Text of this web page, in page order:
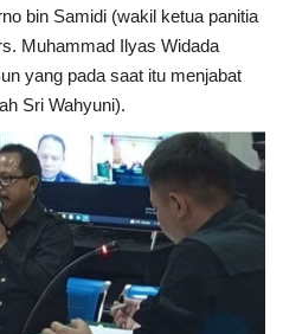
bin Samidi (wakil ketua panitia
Muhammad Ilyas Widada
yang pada saat itu menjabat
Sri Wahyuni).